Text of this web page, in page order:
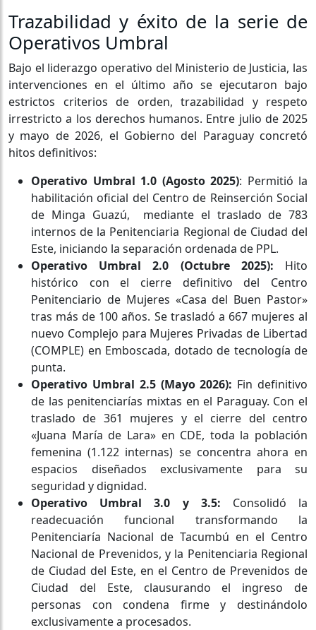
Trazabilidad y éxito de la serie de
Operativos Umbral
Bajo el liderazgo operativo del Ministerio de Justicia, las
intervenciones en el último año se ejecutaron bajo
estrictos criterios de orden, trazabilidad y respeto
irrestricto a los derechos humanos. Entre julio de 2025
y mayo de 2026, el Gobierno del Paraguay concretó
hitos definitivos:
Operativo Umbral 1.0 (Agosto 2025): Permitió la
habilitación oficial del Centro de Reinserción Social
de Minga Guazú, mediante el traslado de 783
internos de la Penitenciaria Regional de Ciudad del
Este, iniciando la separación ordenada de PPL.
Operativo Umbral 2.0 (Octubre 2025): Hito
histórico con el cierre definitivo del Centro
Penitenciario de Mujeres «Casa del Buen Pastor»
tras más de 100 años. Se trasladó a 667 mujeres al
nuevo Complejo para Mujeres Privadas de Libertad
(COMPLE) en Emboscada, dotado de tecnología de
punta.
Operativo Umbral 2.5 (Mayo 2026): Fin definitivo
de las penitenciarías mixtas en el Paraguay. Con el
traslado de 361 mujeres y el cierre del centro
«Juana María de Lara» en CDE, toda la población
femenina (1.122 internas) se concentra ahora en
espacios diseñados exclusivamente para su
seguridad y dignidad.
Operativo Umbral 3.0 y 3.5: Consolidó la
readecuación funcional transformando la
Penitenciaría Nacional de Tacumbú en el Centro
Nacional de Prevenidos, y la Penitenciaria Regional
de Ciudad del Este, en el Centro de Prevenidos de
Ciudad del Este, clausurando el ingreso de
personas con condena firme y destinándolo
exclusivamente a procesados.